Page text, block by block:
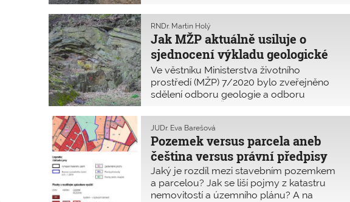
stavebnictví. Na nezbytnost kvalitního
průzkumu pro kvalitní navrhování a
provádění staveb poukazuje již dlouho.
Jak MŽP aktuálně usiluje o
sjednocení výkladu geologické
práce
RNDr. Martin Holý
Ve věstníku Ministerstva životního
prostředí (MŽP) 7/2020 bylo zveřejněno
sdělení odboru geologie a odboru
až 3 geologického zákona. Cílem je
sjednotit termín „geologické práce“
a odstranit nejasnosti „vyjádření osoby
s odbornou způsobilostí“.
Pozemek versus parcela aneb
čeština versus právní předpisy
JUDr. Eva Barešová
Jaký je rozdíl mezi stavebním pozemkem
a parcelou? Jak se liší pojmy z katastru
nemovitostí a územního plánu? A na